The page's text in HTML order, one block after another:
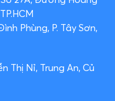
Phùng, P. Tây Sơn,
Thị Nỉ, Trung An, Củ